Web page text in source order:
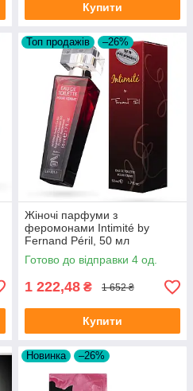
Купити
Топ продажів –26%
Жіночі парфуми з
феромонами Intimité by
Fernand Péril, 50 мл
Готово до відправки 4 од.
1 222,48 ₴ 1 652 ₴
Купити
Новинка –26%